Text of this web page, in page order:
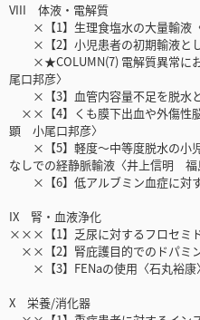
VIII 体液・電解質
×【1】生理食塩水の大量輸液〈
×【2】小児患者の初期輸液とし
×★COLUMN(7) 電解質異常に
尾口邦彦〉
×【3】血管内容量不足を脱水と
××【4】くも膜下出血や外傷性
顕 小尾口邦彦〉
×【5】軽度〜中等度脱水の小児
なしでの経静脈輸液〈井上信明
×【6】低アルブミン血症に対す
IX 腎・血液浄化
×××【1】乏尿に対するフロセミ
××【2】腎庇護目的でのドパミン
×【3】FENaの使用〈石丸裕康
X 栄養/消化器